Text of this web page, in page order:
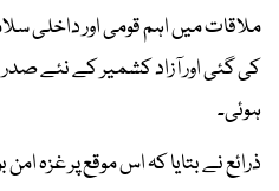
ملاقات میں اہم قومی اور داخلی
کی گئی اور آزاد کشمیر کے نئے
ہوئی۔
ذرائع نے بتایا کہ اس موقع پر غزہ